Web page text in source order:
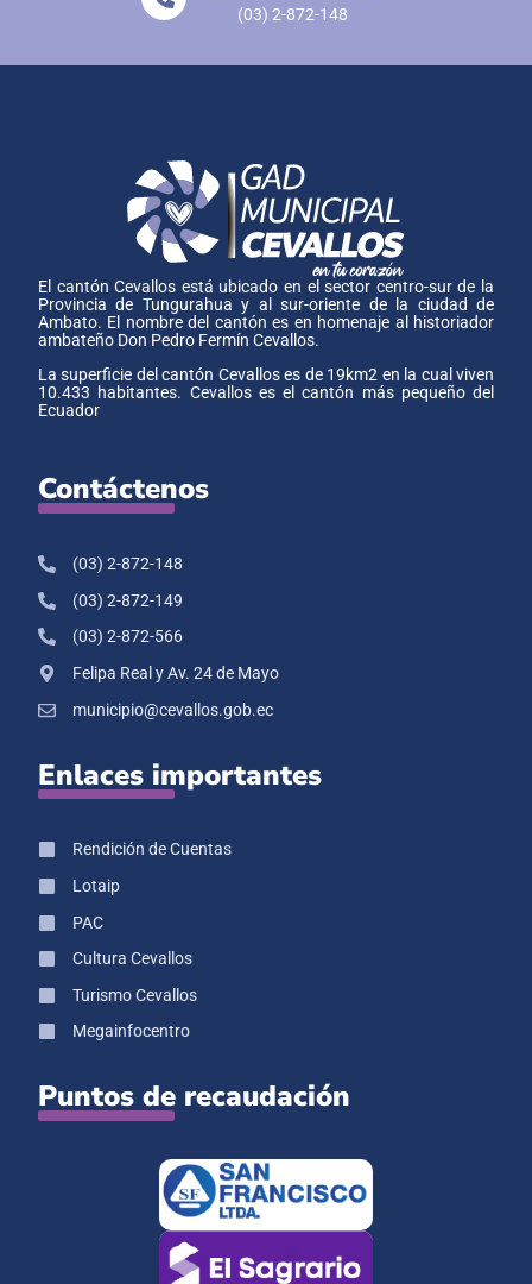
(03) 2-872-148
El cantón Cevallos está ubicado en el sector centro-sur de la
Provincia de Tungurahua y al sur-oriente de la ciudad de
Ambato. El nombre del cantón es en homenaje al historiador
ambateño Don Pedro Fermín Cevallos.
La superficie del cantón Cevallos es de 19km2 en la cual viven
10.433 habitantes. Cevallos es el cantón más pequeño del
Ecuador
Contáctenos
(03) 2-872-148
(03) 2-872-149
(03) 2-872-566
Felipa Real y Av. 24 de Mayo
municipio@cevallos.gob.ec
Enlaces importantes
Rendición de Cuentas
Lotaip
PAC
Cultura Cevallos
Turismo Cevallos
Megainfocentro
Puntos de recaudación